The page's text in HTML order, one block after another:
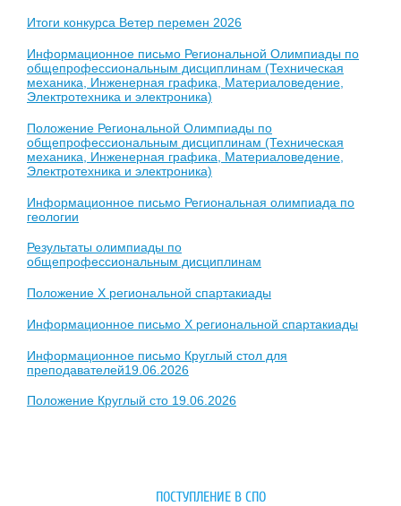
Итоги конкурса Ветер перемен 2026
Информационное письмо Региональной Олимпиады по
общепрофессиональным дисциплинам (Техническая
механика, Инженерная графика, Материаловедение,
Электротехника и электроника)
Положение Региональной Олимпиады по
общепрофессиональным дисциплинам (Техническая
механика, Инженерная графика, Материаловедение,
Электротехника и электроника)
Информационное письмо Региональная олимпиада по
геологии
Результаты олимпиады по
общепрофессиональным дисциплинам
Положение X региональной спартакиады
Информационное письмо X региональной спартакиады
Информационное письмо Круглый стол для
преподавателей19.06.2026
Положение Круглый сто 19.06.2026
ПОСТУПЛЕНИЕ В СПО